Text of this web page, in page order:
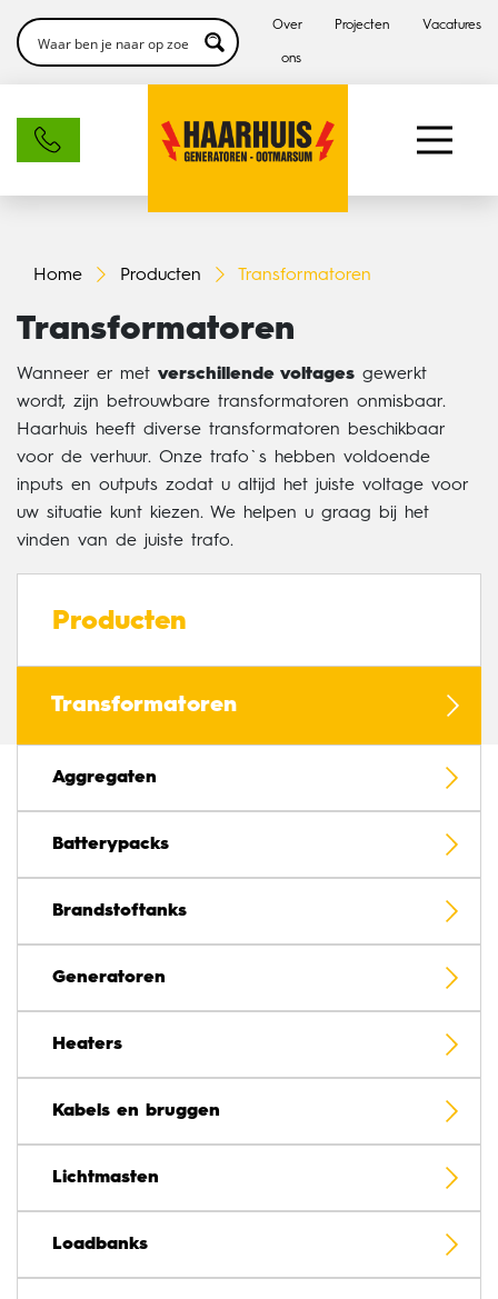
Over
ons
Projecten Vacatures
Home Producten Transformatoren
Producten
Transformatoren
Transformatoren
Wanneer er met verschillende voltages gewerkt
wordt, zijn betrouwbare transformatoren onmisbaar.
Haarhuis heeft diverse transformatoren beschikbaar
voor de verhuur. Onze trafo`s hebben voldoende
inputs en outputs zodat u altijd het juiste voltage voor
uw situatie kunt kiezen. We helpen u graag bij het
vinden van de juiste trafo.
Aggregaten
Batterypacks
Brandstoftanks
Generatoren
Heaters
Kabels en bruggen
Lichtmasten
Loadbanks